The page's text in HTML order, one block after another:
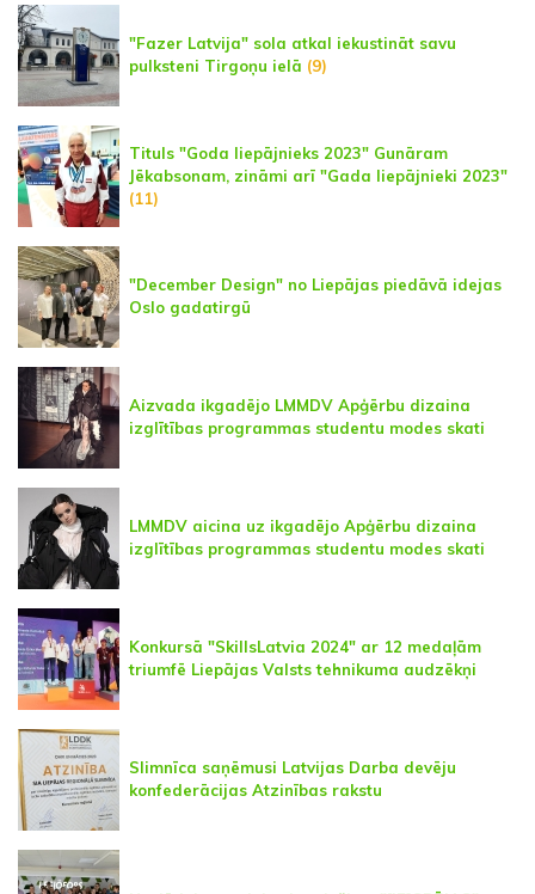
"Fazer Latvija" sola atkal iekustināt savu
pulksteni Tirgoņu ielā (9)
Tituls "Goda liepājnieks 2023" Gunāram
Jēkabsonam, zināmi arī "Gada liepājnieki 2023"
(11)
"December Design" no Liepājas piedāvā idejas
Oslo gadatirgū
Aizvada ikgadējo LMMDV Apģērbu dizaina
izglītības programmas studentu modes skati
LMMDV aicina uz ikgadējo Apģērbu dizaina
izglītības programmas studentu modes skati
Konkursā "SkillsLatvia 2024" ar 12 medaļām
triumfē Liepājas Valsts tehnikuma audzēkņi
Slimnīca saņēmusi Latvijas Darba devēju
konfederācijas Atzinības rakstu